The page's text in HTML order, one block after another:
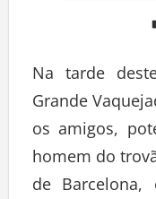
Na tarde
Grande
os amigos,
homem do
de Barcelona,